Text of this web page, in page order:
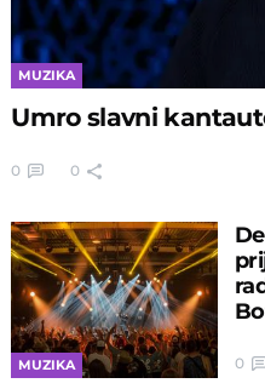
MUZIKA
Umro slavni
0 0
MUZIKA 0